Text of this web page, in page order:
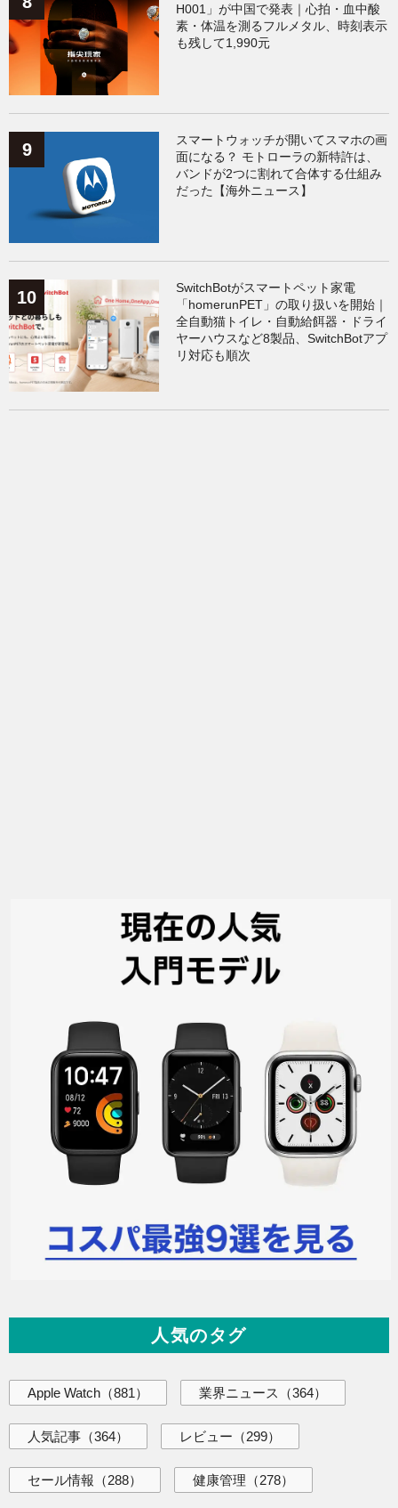
H001」が中国で発表｜心拍・血中酸
素・体温を測るフルメタル、時刻表示
も残して1,990元
スマートウォッチが開いてスマホの画
面になる？ モトローラの新特許は、
バンドが2つに割れて合体する仕組み
だった【海外ニュース】
SwitchBotがスマートペット家電
「homerunPET」の取り扱いを開始｜
全自動猫トイレ・自動給餌器・ドライ
ヤーハウスなど8製品、SwitchBotアプ
リ対応も順次
人気のタグ
Apple Watch （881） 業界ニュース （364）
人気記事 （364） レビュー （299）
セール情報 （288） 健康管理 （278）